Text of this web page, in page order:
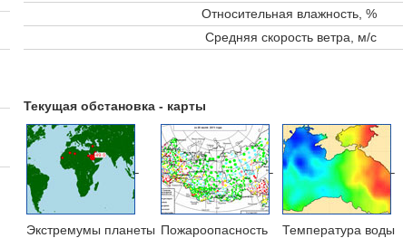
Относительная влажность, %
Средняя скорость ветра, м/с
Текущая обстановка - карты
Экстремумы планеты Пожароопасность
Температура воды